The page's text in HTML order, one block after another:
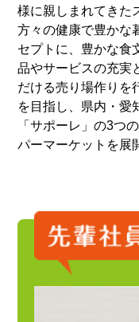
様に親しまれてきた
方々の健康で豊かな
セプトに、豊かな食
品やサービスの充実
だける売り場作りを
を目指し、県内・愛
「サポーレ」の3つ
パーマーケットを展